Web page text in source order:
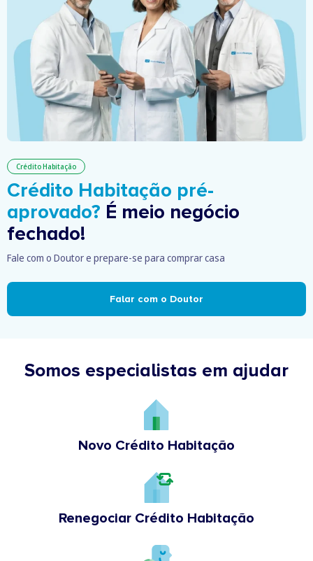
Crédito Habitação
Crédito Habitação pré-
aprovado? É meio negócio
fechado!
Fale com o Doutor e prepare-se para comprar casa
Falar com o Doutor
Somos especialistas em ajudar
Novo Crédito Habitação
Renegociar Crédito Habitação